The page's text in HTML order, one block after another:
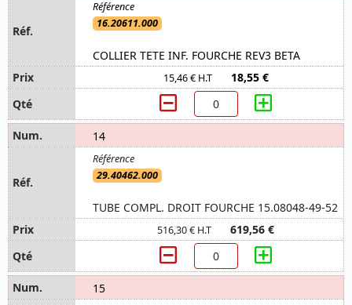
16.20611.000
COLLIER TETE INF. FOURCHE REV3 BETA
15,46 € H.T 18,55 €
14
29.40462.000
TUBE COMPL. DROIT FOURCHE 15.08048-49-52
516,30 € H.T 619,56 €
15